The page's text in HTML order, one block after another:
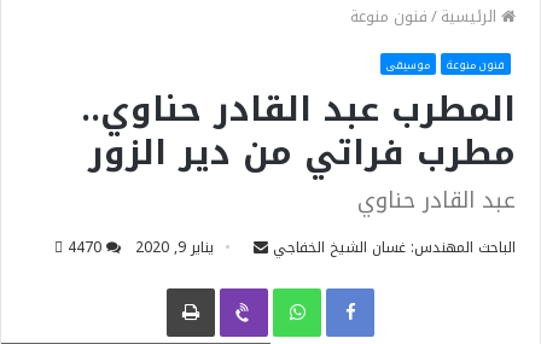
الرئيسية/فنون منوعة
فنون منوعة موسيقى
المطرب عبد القادر حناوي..
مطرب فراتي من دير الزور
عبد القادر حناوي
الباحث المهندس: غسان الشيخ الخفاجي يناير 9, 2020 447
Facebook
WhatsApp
Viber طباعة